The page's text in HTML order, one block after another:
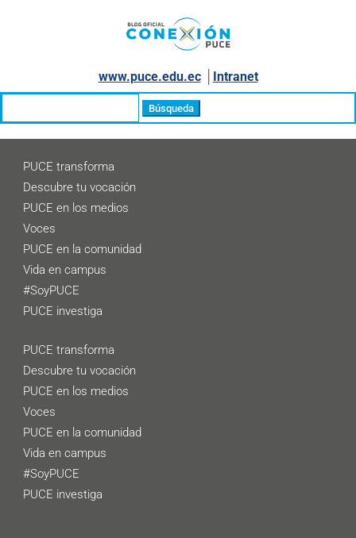
www.puce.edu.ec│ Intranet
PUCE transforma
Descubre tu vocación
PUCE en los medios
Voces
PUCE en la comunidad
Vida en campus
#SoyPUCE
PUCE investiga
PUCE transforma
Descubre tu vocación
PUCE en los medios
Voces
PUCE en la comunidad
Vida en campus
#SoyPUCE
PUCE investiga